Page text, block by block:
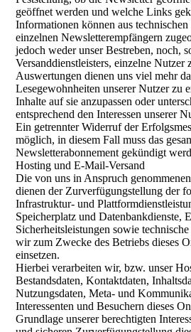
geöffnet werden und welche Links
Informationen können aus
einzelnen Newsletterempfängern
jedoch weder unser Bestreben, noch,
Versanddienstleisters, einzelne Nutzer
Auswertungen dienen uns viel mehr
Lesegewohnheiten unserer Nutzer zu
Inhalte auf sie anzupassen oder
entsprechend den Interessen unserer
Ein getrennter Widerruf der
möglich, in diesem Fall muss das
Newsletterabonnement gekündigt
Hosting und E-Mail-Versand
Die von uns in Anspruch
dienen der Zurverfügungstellung der
Infrastruktur- und
Speicherplatz und Datenbankdienste,
Sicherheitsleistungen sowie
wir zum Zwecke des Betriebs dieses
einsetzen.
Hierbei verarbeiten wir, bzw. unser
Bestandsdaten, Kontaktdaten,
Nutzungsdaten, Meta- und
Interessenten und Besuchern dieses
Grundlage unserer berechtigten